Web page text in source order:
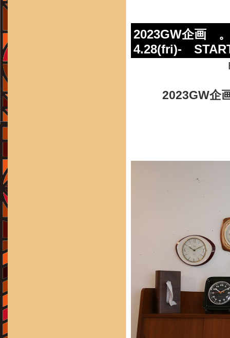
2023GW企画
4.28(fri)-
2023GW